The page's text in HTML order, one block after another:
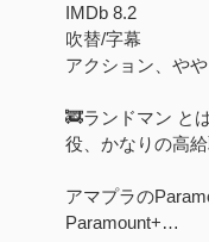
IMDb 8.2
吹替/字幕
アクション、や
🚒ランドマン と
役、かなりの高給
アマプラの
Paramount+…